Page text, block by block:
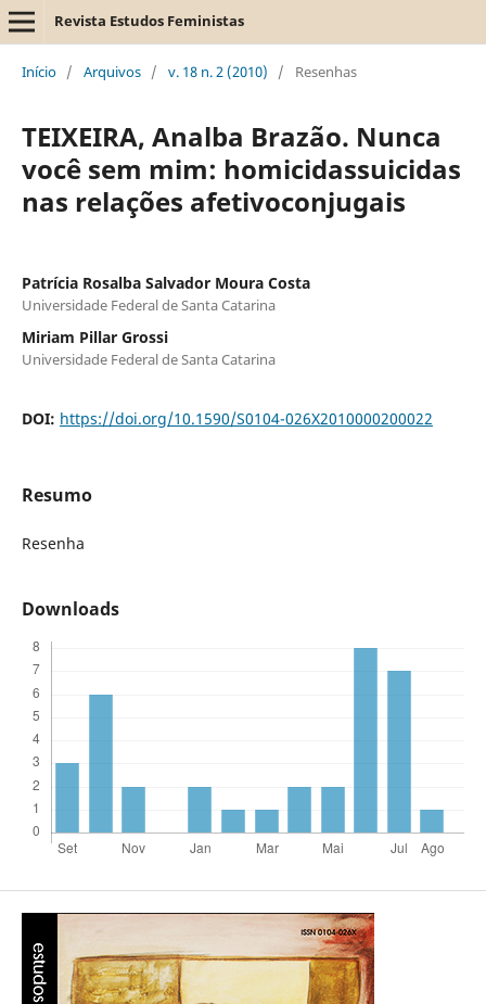
Revista Estudos Feministas
Início / Arquivos / v. 18 n. 2 (2010) / Resenhas
TEIXEIRA, Analba Brazão. Nunca
você sem mim: homicidassuicidas
nas relações afetivoconjugais
Patrícia Rosalba Salvador Moura Costa
Universidade Federal de Santa Catarina
Miriam Pillar Grossi
Universidade Federal de Santa Catarina
DOI: https://doi.org/10.1590/S0104-026X2010000200022
Resumo
Resenha
Downloads